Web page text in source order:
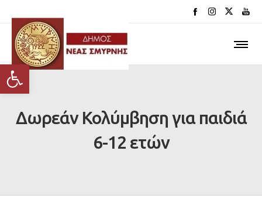
Ανοίξτε τη γραμμή εργαλείων
Δωρεάν Κολύμβηση για παιδιά
6-12 ετών